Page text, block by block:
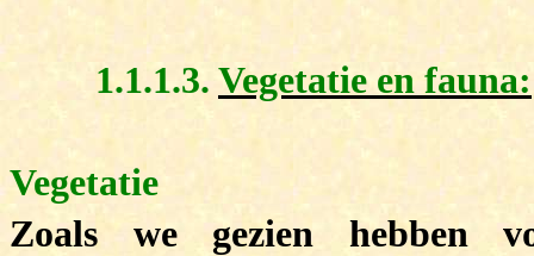
1.1.1.3. Vegetatie en fauna:
Vegetatie
Zoals we gezien hebben